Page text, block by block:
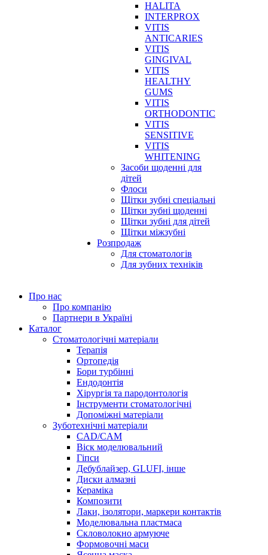
HALITA
INTERPROX
VITIS
ANTICARIES
VITIS
GINGIVAL
VITIS
HEALTHY
GUMS
VITIS
ORTHODONTIC
VITIS
SENSITIVE
VITIS
WHITENING
Засоби щоденні для
дітей
Флоси
Щітки зубні спеціальні
Щітки зубні щоденні
Щітки зубні для дітей
Щітки міжзубні
Розпродаж
Для стоматологів
Для зубних техніків
Про нас
Про компанію
Партнери в Україні
Каталог
Стоматологічні матеріали
Терапія
Ортопедія
Бори турбінні
Ендодонтія
Хірургія та пародонтологія
Інструменти стоматологічні
Допоміжні матеріали
Зуботехнічні матеріали
CAD/CAM
Віск моделювальний
Гіпси
Дебублайзер, GLUFI, інше
Диски алмазні
Кераміка
Композити
Лаки, ізолятори, маркери контактів
Моделювальна пластмаса
Скловолокно армуюче
Формовочні маси